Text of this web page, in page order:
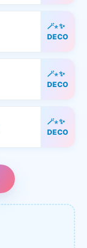
🪄⋆✨
DECO
🪄⋆✨
DECO
🪄⋆✨
DECO